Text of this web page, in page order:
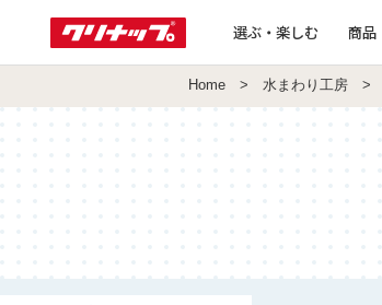
選ぶ・楽しむ 商品
Home > 水まわり工房 >